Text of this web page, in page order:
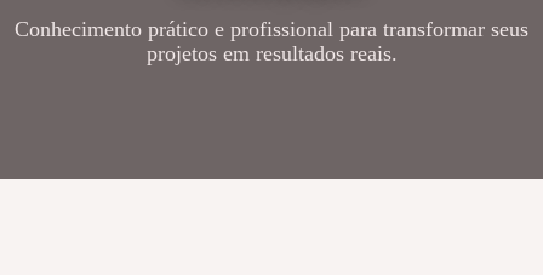
Conhecimento prático e profissional para transformar seus
projetos em resultados reais.